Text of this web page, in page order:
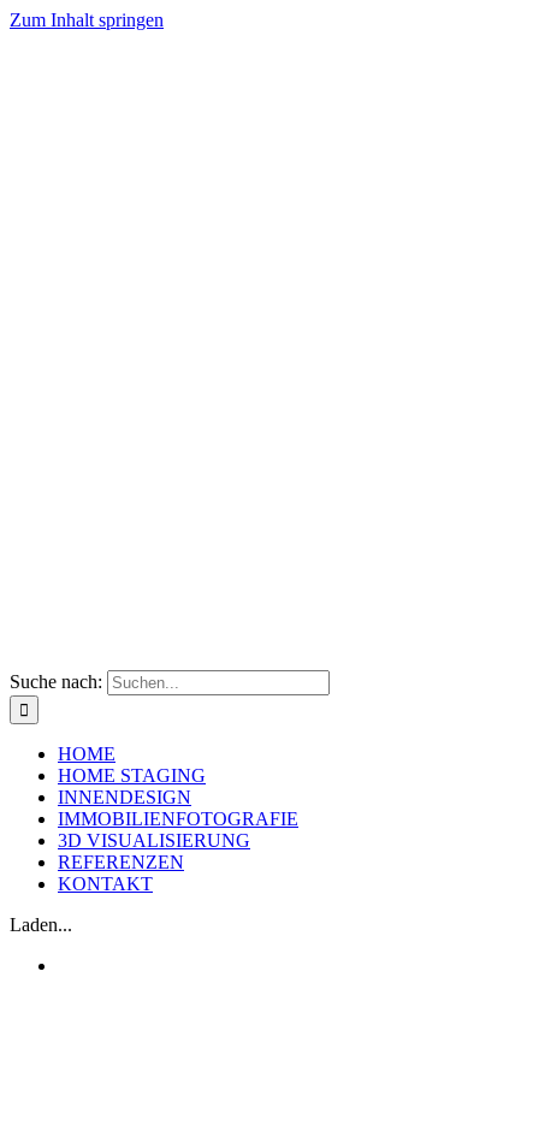
Zum Inhalt springen
Suche nach:
HOME
HOME STAGING
INNENDESIGN
IMMOBILIENFOTOGRAFIE
3D VISUALISIERUNG
REFERENZEN
KONTAKT
Laden...